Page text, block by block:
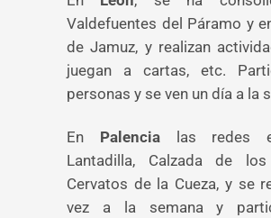
Valdefuentes del Páramo y
de Jamuz, y realizan
juegan a cartas, etc.
personas y se ven un día a la
En Palencialas redes
Lantadilla, Calzada de
Cervatos de la Cueza, y se
vez a la semana y